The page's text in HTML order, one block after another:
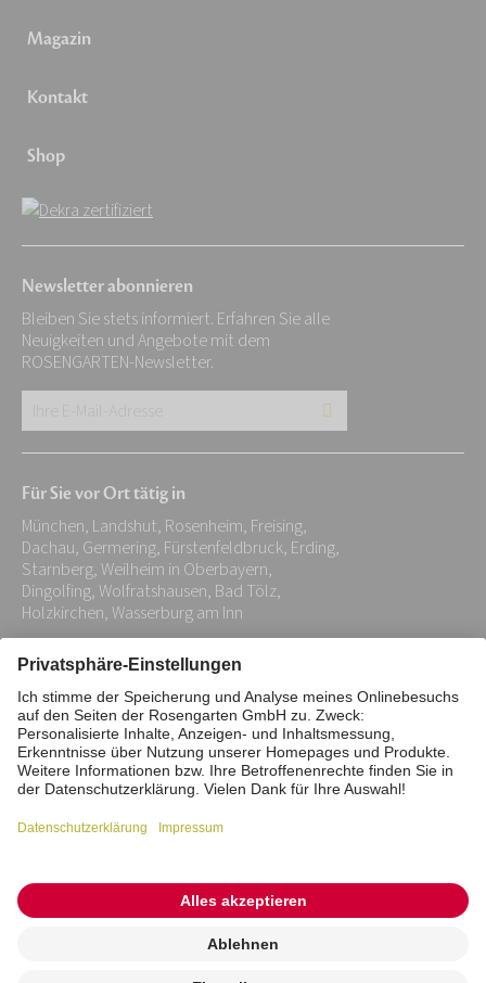
Magazin
Kontakt
Shop
Newsletter abonnieren
Bleiben Sie stets informiert. Erfahren Sie alle
Neuigkeiten und Angebote mit dem
ROSENGARTEN-Newsletter.
Adresse:
*
Für Sie vor Ort tätig in
München, Landshut, Rosenheim, Freising,
Dachau, Germering, Fürstenfeldbruck, Erding,
Starnberg, Weilheim in Oberbayern,
Dingolfing, Wolfratshausen, Bad Tölz,
Holzkirchen, Wasserburg am Inn
Impressum Datenschutz
Stiftung
Interne Meldestelle
Zahlungsmittel
Barrierefreiheitserklärung
Vertrag widerrufen
© 2026 ROSENGARTEN-Tierbestattung